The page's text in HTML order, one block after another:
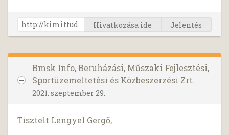
Hivatkozása ide Jelentés
Bmsk Info, Beruházási, Műszaki Fejlesztési,
Sportüzemeltetési és Közbeszerzési Zrt.
2021. szeptember 29.
Tisztelt Lengyel Gergő,